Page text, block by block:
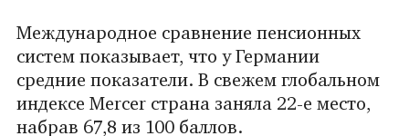
Международное сравнение пенсионных
систем показывает, что у Германии
средние показатели. В свежем глобальном
индексе Mercer страна заняла 22-е место,
набрав 67,8 из 100 баллов.